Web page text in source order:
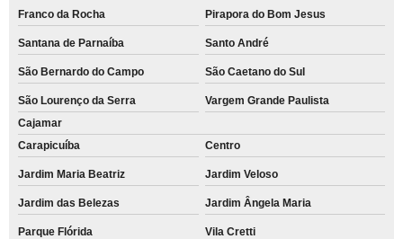
Franco da Rocha Pirapora do Bom Jesus
Santana de Parnaíba Santo André
São Bernardo do Campo São Caetano do Sul
São Lourenço da Serra
Vargem Grande Paulista
Cajamar
Carapicuíba
Centro
Jardim Maria Beatriz Jardim Veloso
Jardim das Belezas Jardim Ângela Maria
Parque Flórida Vila Cretti